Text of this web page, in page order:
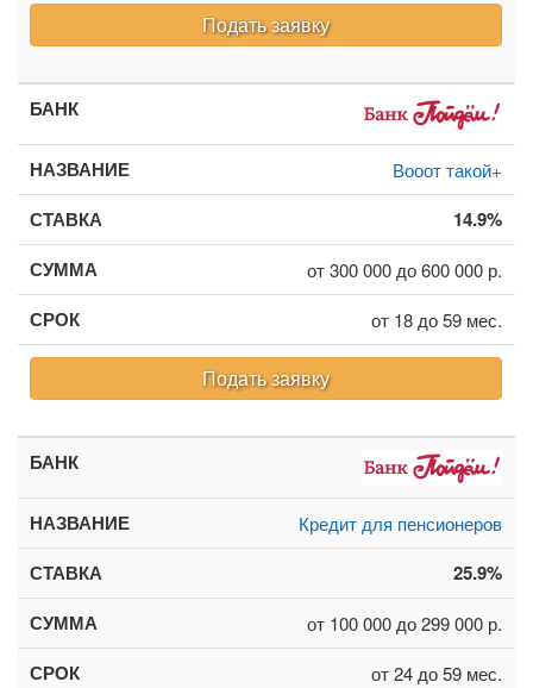
Подать заявку
Вооот такой+
14.9%
от 300 000 до 600 000 р.
от 18 до 59 мес.
Подать заявку
Кредит для пенсионеров
25.9%
от 100 000 до 299 000 р.
от 24 до 59 мес.